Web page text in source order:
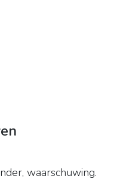
waarschuwing.